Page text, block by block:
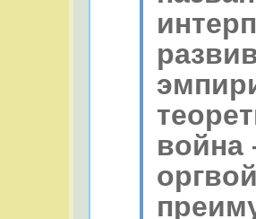
война